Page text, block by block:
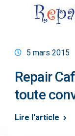
5 mars 2015
Repair
toute
Lire l'article